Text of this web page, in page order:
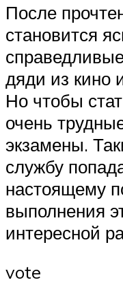
После
становится
дяди из кино
Но чтобы
очень
экзамены.
службу
настоящему
выполнения
интересной
vote